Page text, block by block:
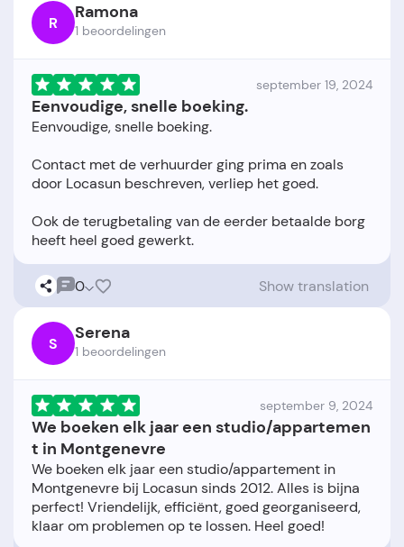
R Ramona
1 beoordelingen
september 19, 2024
Eenvoudige, snelle boeking.
Eenvoudige, snelle boeking.
Contact met de verhuurder ging prima en zoals
door Locasun beschreven, verliep het goed.
Ook de terugbetaling van de eerder betaalde borg
0 Show translation
S Serena
1 beoordelingen
september 9, 2024
We boeken elk jaar een studio/appartemen
t in Montgenevre
We boeken elk jaar een studio/appartement in
Montgenevre bij Locasun sinds 2012. Alles is bijna
perfect! Vriendelijk, efficiënt, goed georganiseerd,